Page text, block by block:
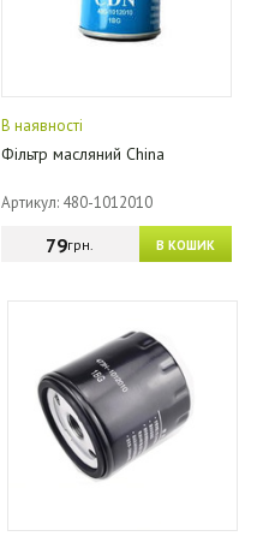
В наявності
Фільтр масляний China
Артикул: 480-1012010
В КОШИК
79грн.